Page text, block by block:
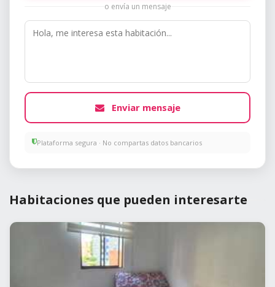
o envía un mensaje
Enviar mensaje
Plataforma segura · No compartas datos bancarios
Habitaciones que pueden interesarte